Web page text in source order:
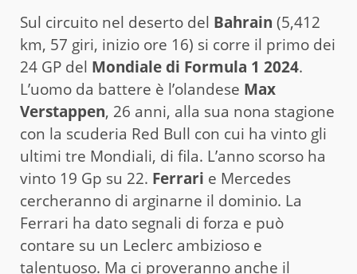
Sul circuito nel deserto del Bahrain (5,412
km, 57 giri, inizio ore 16) si corre il primo dei
24 GP del Mondiale di Formula 1 2024.
L’uomo da battere è l’olandese Max
Verstappen, 26 anni, alla sua nona stagione
con la scuderia Red Bull con cui ha vinto gli
ultimi tre Mondiali, di fila. L’anno scorso ha
vinto 19 Gp su 22. Ferrari e Mercedes
cercheranno di arginarne il dominio. La
Ferrari ha dato segnali di forza e può
contare su un Leclerc ambizioso e
talentuoso. Ma ci proveranno anche il